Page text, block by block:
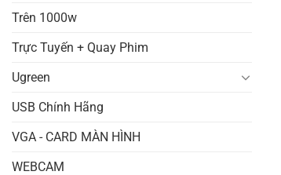
Trên 1000w
Trực Tuyến + Quay Phim
Ugreen
USB Chính Hãng
VGA - CARD MÀN HÌNH
WEBCAM